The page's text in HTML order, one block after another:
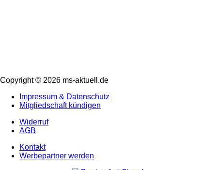
Copyright © 2026 ms-aktuell.de
Impressum & Datenschutz
Mitgliedschaft kündigen
Widerruf
AGB
Kontakt
Werbepartner werden